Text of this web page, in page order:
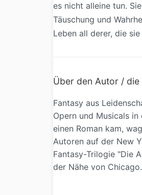
es nicht alleine tun.
Täuschung und
Leben all derer, die
Über den Autor / die
Fantasy aus
Opern und Musicals
einen Roman kam,
Autoren auf der New
Fantasy-Trilogie "Die
der Nähe von